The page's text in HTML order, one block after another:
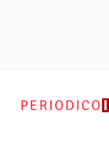
contenuto